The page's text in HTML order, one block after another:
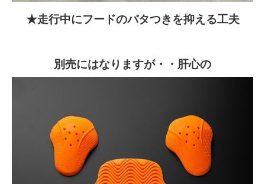
★走行中にフードのバタつきを抑える工夫
別売にはなりますが・・肝心の